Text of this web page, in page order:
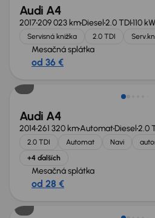
Audi A4
2017209 023 kmDiesel2.0 TDI110 kW
Servisná knižka 2.0 TDI
Mesačná splátka
od 36 €
Audi A4
2014261 320 kmAutomatDiesel2.0
2.0 TDI Automat Navi
+4 ďalších
Mesačná splátka
od 28 €